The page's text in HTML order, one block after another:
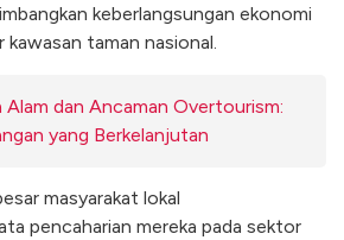
keberlangsungan ekonomi
kawasan taman nasional.
Alam dan Ancaman Overtourism:
yang Berkelanjutan
masyarakat lokal
pencaharian mereka pada sektor